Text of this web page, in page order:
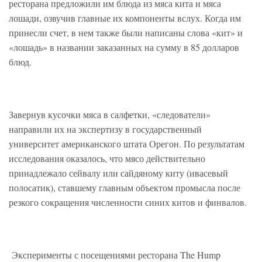
ресторана предложили им блюда из мяса кита и мяса
лошади, озвучив главные их компоненты вслух. Когда им
принесли счет, в нем также были написаны слова «кит» и
«лошадь» в названии заказанных на сумму в 85 долларов
блюд.
Завернув кусочки мяса в салфетки, «следователи»
направили их на экспертизу в государственный
университет американского штата Орегон. По результатам
исследования оказалось, что мясо действительно
принадлежало сейвалу или сайдяному киту (ивасевый
полосатик), ставшему главным объектом промысла после
резкого сокращения численности синих китов и финвалов.
Эксперименты с посещениями ресторана The Hump